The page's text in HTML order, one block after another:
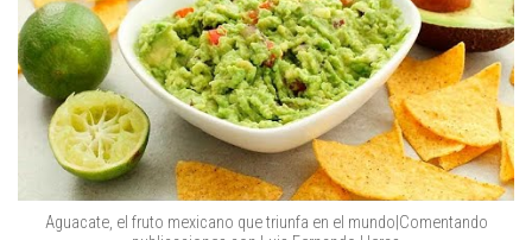
Aguacate, el fruto mexicano que triunfa en el mundo|Comentando